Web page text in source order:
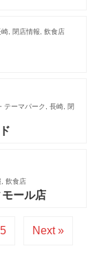
, 閉店情報, 飲食店
テーマパーク, 長崎, 閉
, 飲食店
ール店
Next »